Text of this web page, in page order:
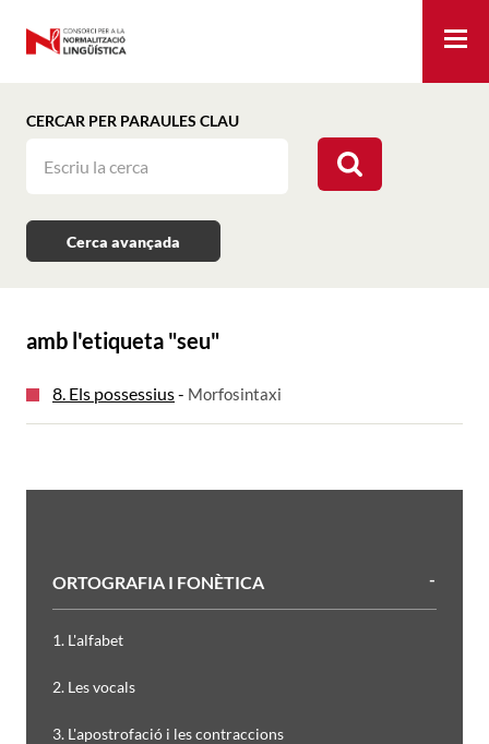
CERCAR PER PARAULES CLAU
Cerca avançada
amb l'etiqueta "seu"
8. Els possessius- Morfosintaxi
ORTOGRAFIA I FONÈTICA
1. L'alfabet
2. Les vocals
3. L'apostrofació i les contraccions